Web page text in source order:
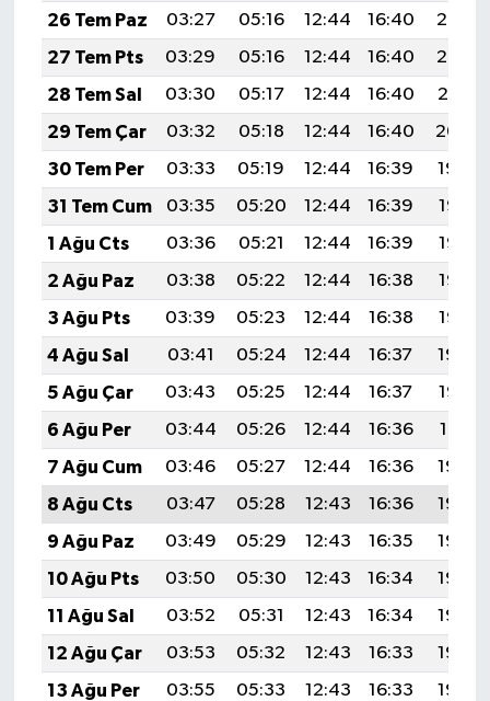
26 Tem Paz
03:27 05:16 12:44 16:40
20:03
27 Tem Pts
03:29 05:16 12:44 16:40
20:02
28 Tem Sal
03:30 05:17 12:44 16:40
20:01
29 Tem Çar
03:32 05:18 12:44 16:40
20:00
30 Tem Per
03:33 05:19 12:44 16:39
19:59
31 Tem Cum
03:35 05:20 12:44 16:39
19:58
1 Ağu Cts
03:36 05:21 12:44 16:39
19:57
2 Ağu Paz
03:38 05:22 12:44 16:38
19:56
3 Ağu Pts
03:39 05:23 12:44 16:38
19:55
4 Ağu Sal
03:41 05:24 12:44 16:37
19:54
5 Ağu Çar
03:43 05:25 12:44 16:37
19:53
6 Ağu Per
03:44 05:26 12:44 16:36
19:51
7 Ağu Cum
03:46 05:27 12:44 16:36
19:50
8 Ağu Cts
03:47 05:28 12:43 16:36
19:49
9 Ağu Paz
03:49 05:29 12:43 16:35
19:48
10 Ağu Pts
03:50 05:30 12:43 16:34
19:46
11 Ağu Sal
03:52 05:31 12:43 16:34
19:45
12 Ağu Çar
03:53 05:32 12:43 16:33
19:44
13 Ağu Per
03:55 05:33 12:43 16:33
19:42